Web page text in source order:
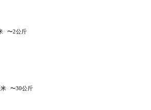
〜2公斤
〜30公斤